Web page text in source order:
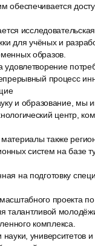
обеспечивается
для учёных и
образов.
процесс
и образование, мы
центр,
также
систем на базе
на подготовку
проекта по
талантливой
комплекса.
университетов